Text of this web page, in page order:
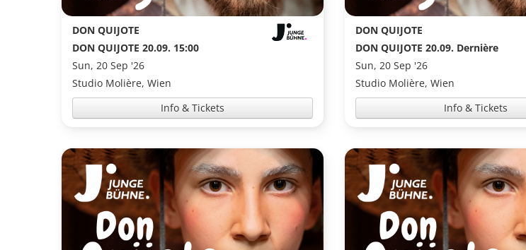
DON QUIJOTE
DON QUIJOTE 20.09. 15:00
Sun, 20 Sep '26
Studio Molière, Wien
Info & Tickets
DON QUIJOTE
DON QUIJOTE 20.09. Dernière
Sun, 20 Sep '26
Studio Molière, Wien
Info & Tickets